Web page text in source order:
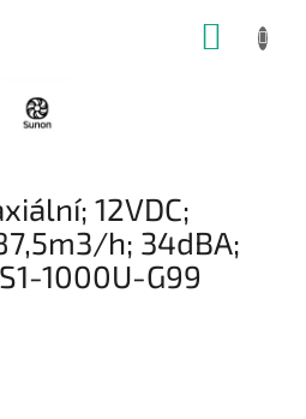
12VDC;
h; 34dBA;
1000U-G99